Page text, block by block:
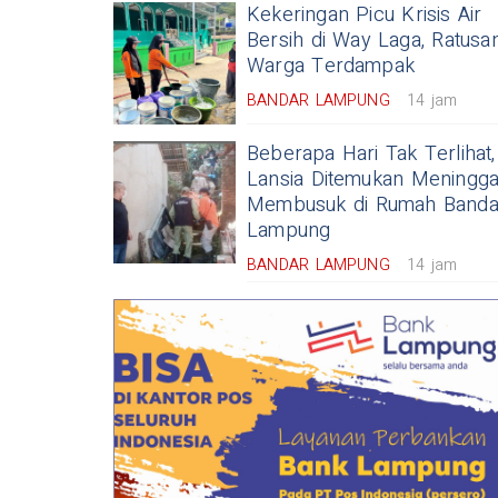
Kekeringan Picu Krisis Air
Bersih di Way Laga,
Warga Terdampak
BANDAR LAMPUNG 14 jam
Beberapa Hari Tak Terlihat,
Lansia Ditemukan
Membusuk di Rumah
Lampung
BANDAR LAMPUNG 14 jam